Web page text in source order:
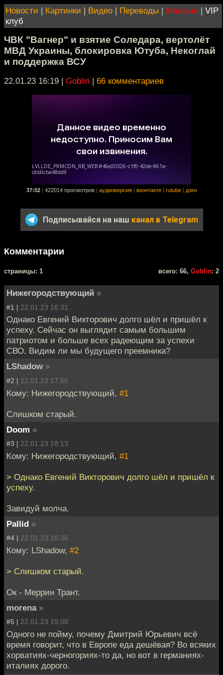
Новости | Картинки | Видео | Переводы | Магазин | VIP
клуб
ЧВК "Вагнер" и взятие Соледара, вертолёт
МВД Украины, блокировка Ютуба, Некоглай
и поддержка ВСУ
22.01.23 16:19 | Goblin | 66 комментариев
37:02 422014 просмотров аудиоверсия вконтакте rutube дзен
Подписывайся на наш канал в Telegram
Комментарии
cтраницы: 1 всего: 66, Goblin: 2
Нижегородствующий »
#1 | 22.01.23 16:31
Однако Евгений Викторович долго шёл и пришёл к
успеху. Сейчас он выглядит самым большим
патриотом и больше всех радеющим за успехи
СВО. Видим ли мы будущего преемника?
LShadow »
#2 | 22.01.23 17:56
Кому: Нижегородствующий, #1
Слишком старый.
Doom »
#3 | 22.01.23 18:13
Кому: Нижегородствующий, #1
> Однако Евгений Викторович долго шёл и пришёл к
успеху.
Завидуй молча.
Pallid »
#4 | 22.01.23 18:36
Кому: LShadow, #2
> Слишком старый.
Ок - Меррин Трант.
morena »
#5 | 22.01.23 19:08
Одного не пойму, почему Дмитрий Юрьевич всё
время говорит, что в Европе еда дешёвая? Во всяких
хорватиях-черногориях-то да, но вот в германиях-
италиях дорого.